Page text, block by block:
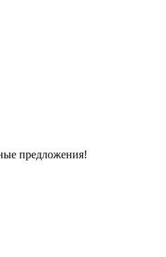
предложения!